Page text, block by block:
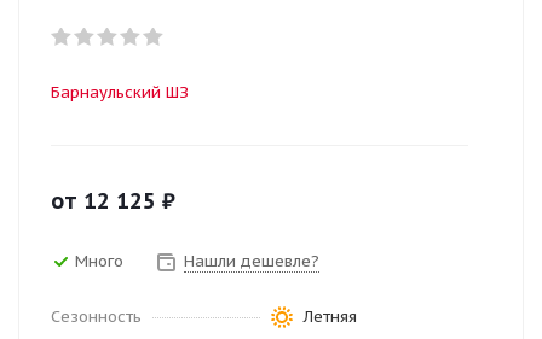
Барнаульский ШЗ
от 12 125 ₽
Много Нашли дешевле?
Сезонность
Летняя